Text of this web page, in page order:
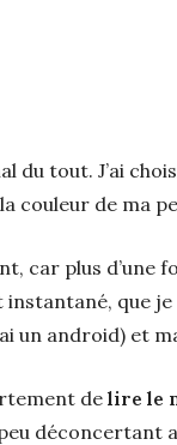
du tout. J’ai
couleur de ma
car plus d’une
que je
un android) et
de lire le
peu déconcertant